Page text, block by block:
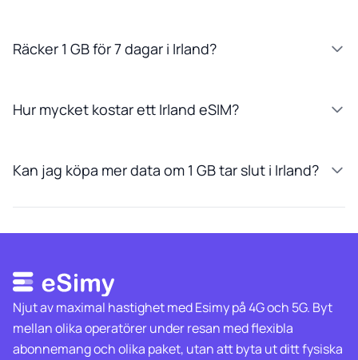
Räcker 1 GB för 7 dagar i Irland?
Hur mycket kostar ett Irland eSIM?
Kan jag köpa mer data om 1 GB tar slut i Irland?
Njut av maximal hastighet med Esimy på 4G och 5G. Byt
mellan olika operatörer under resan med flexibla
abonnemang och olika paket, utan att byta ut ditt fysiska